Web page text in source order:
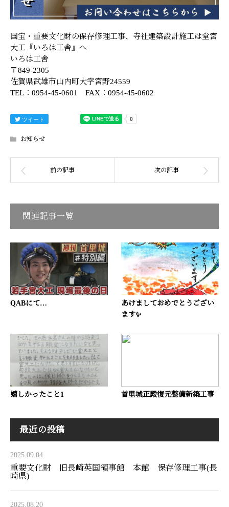
国宝・重要文化財の保存修理工事、寺社建築設計施工は堂宮
大工『いろは工舎』へ
いろは工舎
〒849-2305
佐賀県武雄市山内町大字宮野24559
TEL：0954-45-0601 FAX：0954-45-0602
ツイート
お知らせ
関連記事一覧
QABにて…
あけましておめでとうござい
ます✨
嬉しかったこと1 首里城正殿復元整備新築工事
最近の投稿
2025.09.04
重要文化財 旧長崎英国領事館 本館 保存修理工事(長
崎県)
2025.08.20